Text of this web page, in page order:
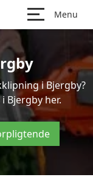
Menu
i Bjergby?
Bjergby her.